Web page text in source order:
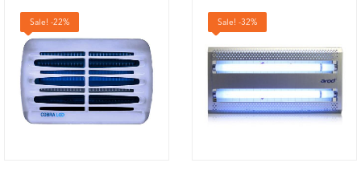
Sale! -22% Sale! -32%